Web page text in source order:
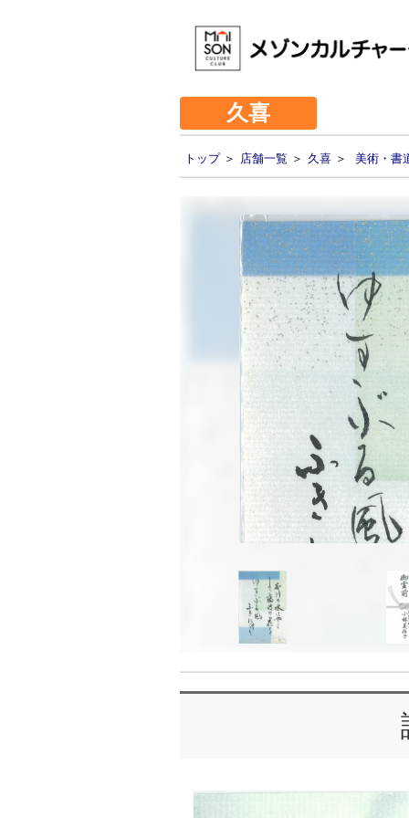
久喜
トップ＞ 店舗一覧 ＞ 久喜 ＞ 美術・書